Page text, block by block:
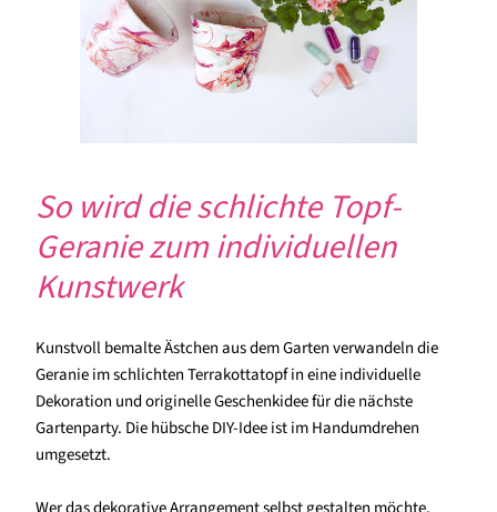
So wird die schlichte Topf-
Geranie zum individuellen
Kunstwerk
Kunstvoll bemalte Ästchen aus dem Garten verwandeln die
Geranie im schlichten Terrakottatopf in eine individuelle
Dekoration und originelle Geschenkidee für die nächste
Gartenparty. Die hübsche DIY-Idee ist im Handumdrehen
umgesetzt.